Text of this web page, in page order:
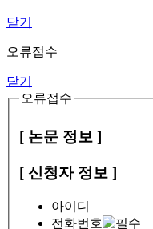
닫기
오류접수
닫기
오류접수
[ 논문 정보 ]
[ 신청자 정보 ]
아이디
전화번호